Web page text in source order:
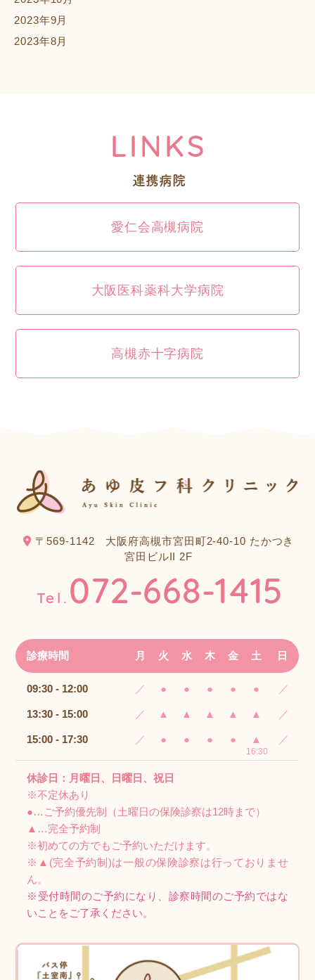
2023年9月
2023年8月
LINKS
連携病院
愛仁会高槻病院
大阪医科薬科大学病院
高槻赤十字病院
〒569-1142 大阪府高槻市宮田町2-40-10 たかつき
宮田ビルII 2F
Tel. 072-668-1415
診療時間 月 火 水 木 金 土 日
09:30 - 12:00 ／ ● ● ● ● ● ／
13:30 - 15:00 ／ ▲ ▲ ▲ ▲ ▲ ／
15:00 - 17:30 ／ ● ● ● ● ▲
16:30
／
休診日：月曜日、日曜日、祝日
※不定休あり
●…ご予約優先制（土曜日の保険診察は12時まで）
▲…完全予約制
※初めての方でもご予約いただけます。
※▲(完全予約制)は一般の保険診察は行っておりませ
ん。
※受付時間のご予約になり、診察時間のご予約ではな
いことをご了承ください。